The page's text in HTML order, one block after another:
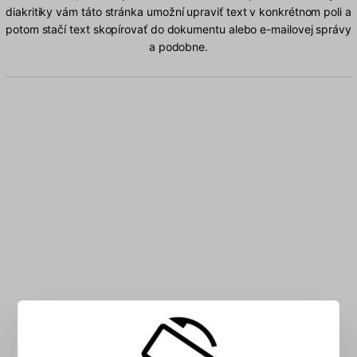
diakritiky vám táto stránka umožní upraviť text v konkrétnom poli a
potom stačí text skopírovať do dokumentu alebo e-mailovej správy
a podobne.
Do poľa zadajte Albánsky znakov: